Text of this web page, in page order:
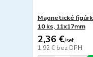
Magnetické
10 ks, 11x17mm
2,36 €/set
1,92 € bez DPH